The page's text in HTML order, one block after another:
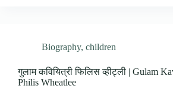
Biography, children
गुलाम कवियित्री फिलिस व्हीट्ली | Gulam
Philis Wheatlee